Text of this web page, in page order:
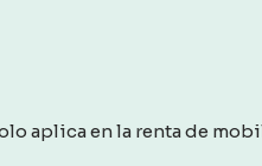
aplica en la renta de